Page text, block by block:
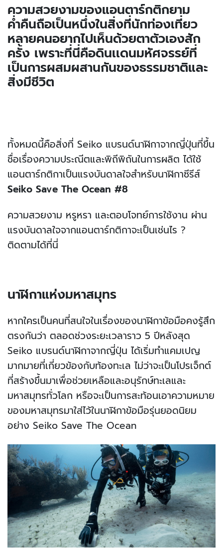
ความสวยงามของแอนตาร์กติกยาม
ค่ำคืนถือเป็นหนึ่งในสิ่งที่นักท่องเที่ยว
หลายคนอยากไปเห็นด้วยตาตัวเองสัก
ครั้ง เพราะที่นี่คือดินเเดนมหัศจรรย์ที่
เป็นการผสมผสานกันของธรรมชาติและ
สิ่งมีชีวิต
ทั้งหมดนี้คือสิ่งที่ Seiko แบรนด์นาฬิกาจากญี่ปุ่นที่ขึ้น
ชื่อเรื่องความประณีตและพิถีพิถันในการผลิต ได้ใช้
แอนตาร์กติกาเป็นแรงบันดาลใจสำหรับนาฬิกาซีรีส์
Seiko Save The Ocean #8
ความสวยงาม หรูหรา และตอบโจทย์การใช้งาน ผ่าน
แรงบันดาลใจจากแอนตาร์กติกาจะเป็นเช่นไร ?
ติดตามได้ที่นี่
นาฬิกาแห่งมหาสมุทร
หากใครเป็นคนที่สนใจในเรื่องของนาฬิกาข้อมือคงรู้สึก
ตรงกันว่า ตลอดช่วงระยะเวลาราว 5 ปีหลังสุด
Seiko แบรนด์นาฬิกาจากญี่ปุ่น ได้เริ่มทำแคมเปญ
มากมายที่เกี่ยวข้องกับท้องทะเล ไม่ว่าจะเป็นโปรเจ็กต์
ที่สร้างขึ้นมาเพื่อช่วยเหลือและอนุรักษ์ทะเลและ
มหาสมุทรทั่วโลก หรือจะเป็นการสะท้อนเอาความหมาย
ของมหาสมุทรมาใส่ไว้ในนาฬิกาข้อมือรุ่นยอดนิยม
อย่าง Seiko Save The Ocean